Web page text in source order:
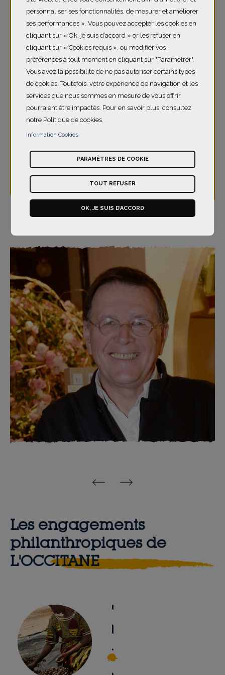
rôle de la Fondation
L'OCCITANE est de
catalyser toutes ces
énergies afin de créer
une réelle cohérence
entre l’histoire de
L’OCCITANE et les
actions menées par la
Fondation."
Olivier Baussan, Vice-Président de la Fondation et
particulièrement à
cœur. Je suis heureux
et fier de pouvoir
mettre mes pas dans
les traces d’une
entreprise qui a
toujours eu des
valeurs très fortes,
ancrées depuis
miennes."
Reinold Geiger, Président de la Fondation et
Président de L'OCCITANE
Les engagements
philanthropiques de
L'OCCITANE
personnaliser ses fonctionnalités, de mesurer et améliorer
ses performances ». Vous pouvez accepter les cookies en
cliquant sur « Ok, je suis d’accord » or les refuser en
cliquant sur « Cookies requis », ou modifier vos
préférences à tout moment en cliquant sur "Paramétrer".
Vous avez la possibilité de ne pas autoriser certains types
de cookies. Toutefois, votre expérience de navigation et les
services que nous sommes en mesure de vous offrir
pourraient être impactés. Pour en savoir plus, consultez
notre Politique de cookies.
Information Cookies
PARAMÈTRES DE COOKIE
TOUT REFUSER
OK, JE SUIS D’ACCORD